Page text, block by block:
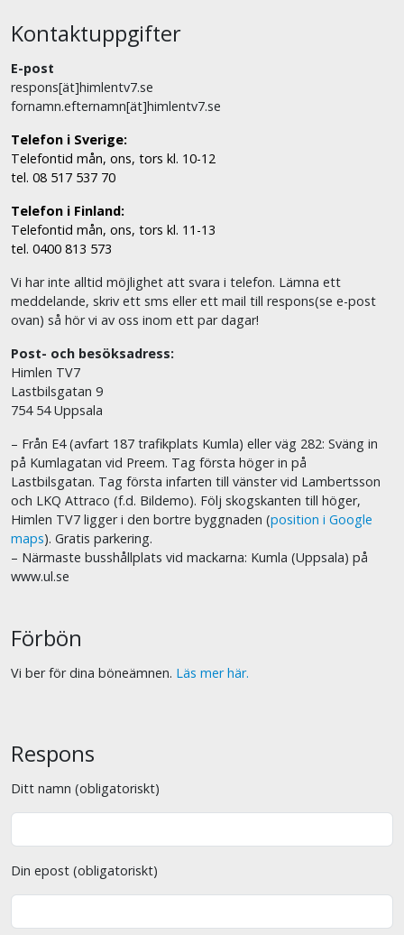
Kontaktuppgifter
E-post
respons[ät]himlentv7.se
fornamn.efternamn[ät]himlentv7.se
Telefon i Sverige:
Telefontid mån, ons, tors kl. 10-12
tel. 08 517 537 70
Telefon i Finland:
Telefontid mån, ons, tors kl. 11-13
tel. 0400 813 573
Vi har inte alltid möjlighet att svara i telefon. Lämna ett
meddelande, skriv ett sms eller ett mail till respons(se e-post
ovan) så hör vi av oss inom ett par dagar!
Post- och besöksadress:
Himlen TV7
Lastbilsgatan 9
754 54 Uppsala
– Från E4 (avfart 187 trafikplats Kumla) eller väg 282: Sväng in
på Kumlagatan vid Preem. Tag första höger in på
Lastbilsgatan. Tag första infarten till vänster vid Lambertsson
och LKQ Attraco (f.d. Bildemo). Följ skogskanten till höger,
Himlen TV7 ligger i den bortre byggnaden (position i Google
maps). Gratis parkering.
– Närmaste busshållplats vid mackarna: Kumla (Uppsala) på
www.ul.se
Förbön
Vi ber för dina böneämnen. Läs mer här.
Respons
Ditt namn (obligatoriskt)
Din epost (obligatoriskt)